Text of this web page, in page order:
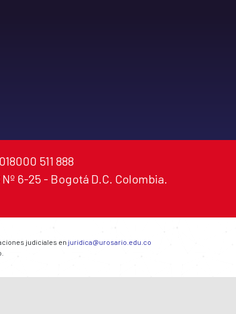
511 888
6-25 - Bogotá D.C. Colombia.
judiciales en juridica@urosario.edu.co